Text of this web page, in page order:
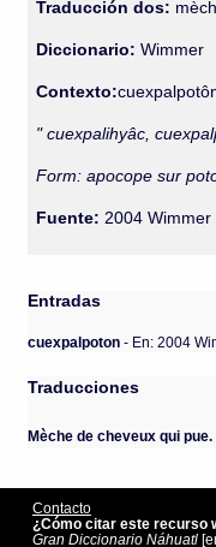
Traducción dos:
Diccionario:Wimmer
Contexto:
" cuexpalihyâc,
Form: apocope sur
Fuente: 2004 Wimmer
Entradas
cuexpalpoton- En: 2004
Traducciones
Mèche de cheveux qui pue.
Contacto
¿Cómo citar este recurso
Gran Diccionario Náhuatl